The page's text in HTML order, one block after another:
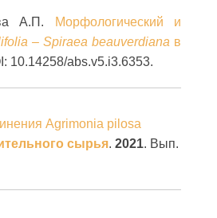
А.П.
Морфологический и
– Spiraea beauverdiana в
10.14258/abs.v5.i3.6353.
Agrimonia pilosa
сырья. 2021. Вып.